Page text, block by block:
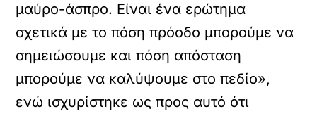
μαύρο-άσπρο. Είναι ένα ερώτημα
σχετικά με το πόση πρόοδο μπορούμε να
σημειώσουμε και πόση απόσταση
μπορούμε να καλύψουμε στο πεδίο»,
ενώ ισχυρίστηκε ως προς αυτό ότι